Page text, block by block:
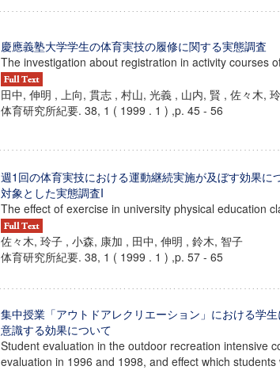
慶應義塾大学学生の体育実技の履修に関する実態調査
The investigation about registration in activity courses
田中, 伸明 , 上向, 貫志 , 村山, 光義 , 山内, 賢 , 佐々木,
体育研究所紀要. 38, 1 ( 1999 . 1 ) ,p. 45 - 56
週1回の体育実技における運動継続実施が及ぼす効果
対象とした実態調査I
The effect of exercise in university physical education
佐々木, 玲子 , 小森, 康加 , 田中, 伸明 , 鈴木, 智子
体育研究所紀要. 38, 1 ( 1999 . 1 ) ,p. 57 - 65
集中授業「アウトドアレクリエーション」における学
意識する効果について
Student evaluation in the outdoor recreation intensive
evaluation in 1996 and 1998, and effect which